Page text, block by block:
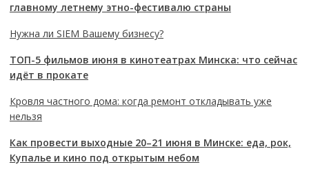
главному летнему этно-фестивалю страны
Нужна ли SIEM Вашему бизнесу?
ТОП-5 фильмов июня в кинотеатрах Минска: что сейчас
идёт в прокате
Кровля частного дома: когда ремонт откладывать уже
нельзя
Как провести выходные 20–21 июня в Минске: еда, рок,
Купалье и кино под открытым небом